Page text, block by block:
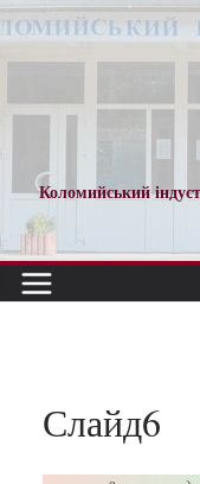
Перейти
до
Коломийський
Слайд6